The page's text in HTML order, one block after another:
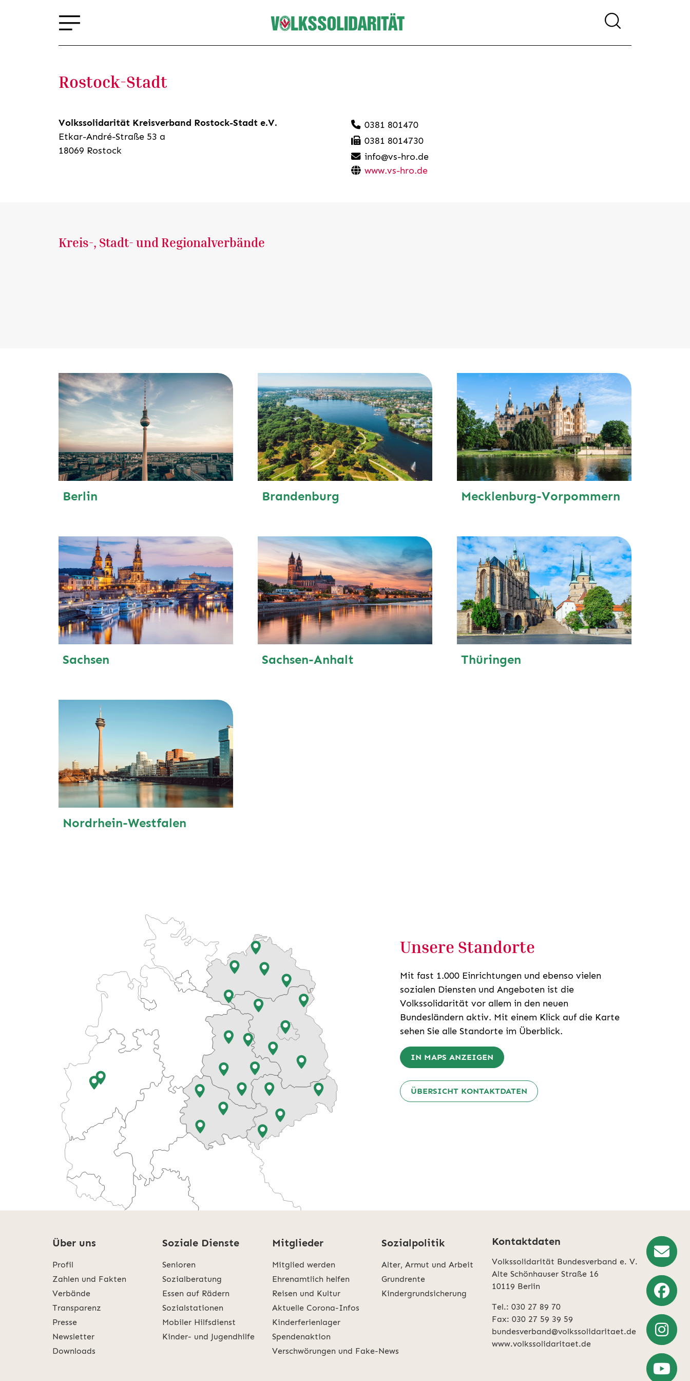
Rostock-Stadt
Volkssolidarität Kreisverband Rostock-Stadt e.V.
Etkar-André-Straße 53 a
18069 Rostock
0381 801470
0381 8014730
info@vs-hro.de
www.vs-hro.de
Kreis-, Stadt- und Regionalverbände
Berlin Brandenburg Mecklenburg-Vorpommern
Sachsen Sachsen-Anhalt Thüringen
Nordrhein-Westfalen
Unsere Standorte
Mit fast 1.000 Einrichtungen und ebenso vielen
sozialen Diensten und Angeboten ist die
Volkssolidarität vor allem in den neuen
Bundesländern aktiv. Mit einem Klick auf die Karte
sehen Sie alle Standorte im Überblick.
IN MAPS ANZEIGEN
ÜBERSICHT KONTAKTDATEN
KARTE LADEN
Weitere Informationen zu Google Maps können Sie unserer Datenschutzerklärungentnehmen.
Über uns
Profil
Zahlen und Fakten
Verbände
Transparenz
Presse
Newsletter
Downloads
Soziale Dienste
Senioren
Sozialberatung
Essen auf Rädern
Sozialstationen
Mobiler Hilfsdienst
Kinder- und Jugendhilfe
Mitglieder
Mitglied werden
Ehrenamtlich helfen
Reisen und Kultur
Aktuelle Corona-Infos
Kinderferienlager
Spendenaktion
Verschwörungen und Fake-News
Sozialpolitik
Alter, Armut und Arbeit
Grundrente
Kindergrundsicherung
Kontaktdaten
Volkssolidarität Bundesverband e. V.
Alte Schönhauser Straße 16
10119 Berlin
Tel.: 030 27 89 70
Fax: 030 27 59 39 59
bundesverband@volkssolidaritaet.de
www.volkssolidaritaet.de
Weiter
zu
Facebook
Weiter
zu